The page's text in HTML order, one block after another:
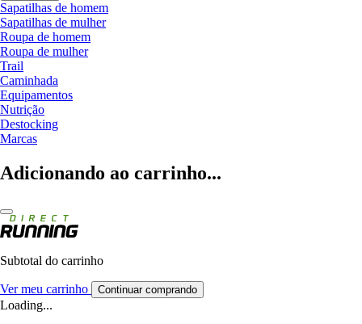
Sapatilhas de homem
Sapatilhas de mulher
Roupa de homem
Roupa de mulher
Trail
Caminhada
Equipamentos
Nutrição
Destocking
Marcas
Adicionando ao carrinho...
Subtotal do carrinho
Ver meu carrinho Continuar comprando
Loading...